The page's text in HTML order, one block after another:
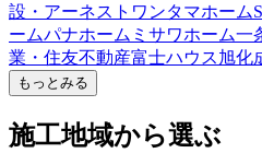
設・アーネストワンタマホーム
ームパナホーム ミサワホーム一
業・住友不動産富士ハウス旭化
もっとみる
施工地域から選ぶ